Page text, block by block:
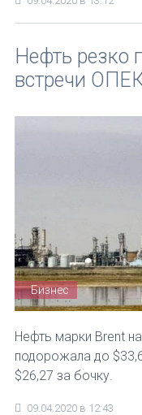
Нефть резко
встречи
Бизнес
Нефть марки Brent
подорожала до
$26,27 за бочку.
09.04.2020 в 12:43